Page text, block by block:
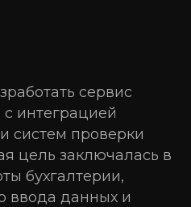
сервис
интеграцией
систем проверки
цель заключалась в
бухгалтерии,
ввода данных и